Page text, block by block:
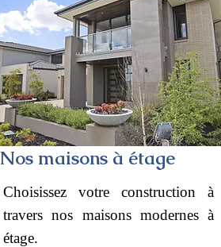
Nos maisons à étage
Choisissez votre construction à
travers nos maisons modernes à
étage.